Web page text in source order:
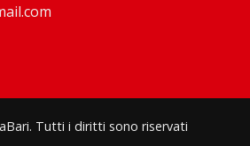
Tutti i diritti sono riservati